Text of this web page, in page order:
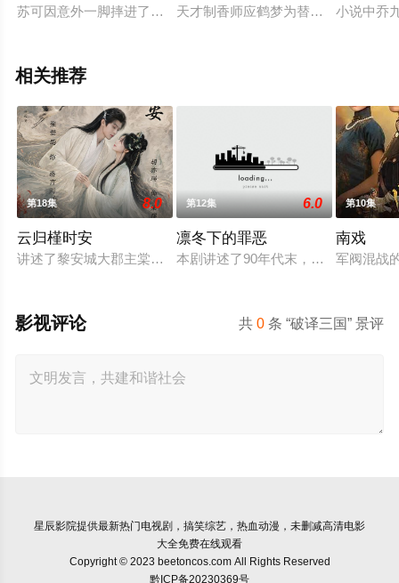
苏可因意外一脚摔进了古代葬礼现场，成了被封在棺材里的苏
天才制香师应鹤梦为替亡母洗清冤屈
小说中乔
相关推荐
第18集 8.0
云归槿时安
讲述了黎安城大郡主棠溪槿与烈云峥之间曲折动人的情感，以
第12集 6.0
凛冬下的罪恶
本剧讲述了90年代末，怒河市刑侦支
第10集
南戏
军阀混战
共0 条 “破译三国” 景评
影视评论
星辰影院提供最新热门电视剧，搞笑综艺，热血动漫，未删减高清电影
大全免费在线观看
Copyright © 2023 beetoncos.com All Rights Reserved
黔ICP备20230369号